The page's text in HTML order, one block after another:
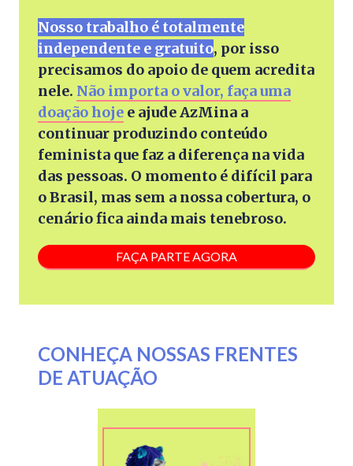
Nosso trabalho é totalmente
independente e gratuito, por isso
precisamos do apoio de quem acredita
nele. Não importa o valor, faça uma
doação hoje e ajude AzMina a
continuar produzindo conteúdo
feminista que faz a diferença na vida
das pessoas. O momento é difícil para
o Brasil, mas sem a nossa cobertura, o
cenário fica ainda mais tenebroso.
FAÇA PARTE AGORA
CONHEÇA NOSSAS FRENTES
DE ATUAÇÃO